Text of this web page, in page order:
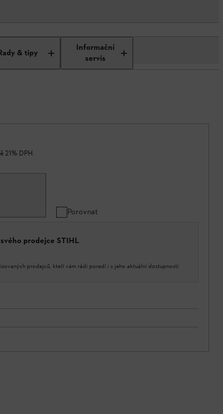
& tipy
Informační
servis
21% DPH.
Porovnat
prodejce STIHL
prodejců, kteří vám rádi poradí i s jeho aktuální dostupností